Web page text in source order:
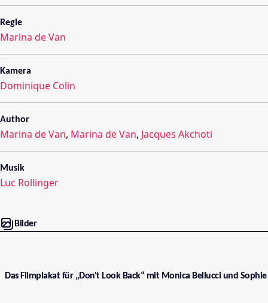
Regie
Marina de Van
Kamera
Dominique Colin
Author
Marina de Van, Marina de Van, Jacques Akchoti
Musik
Luc Rollinger
Bilder
Das Filmplakat für „Don't Look Back“ mit Monica Bellucci und